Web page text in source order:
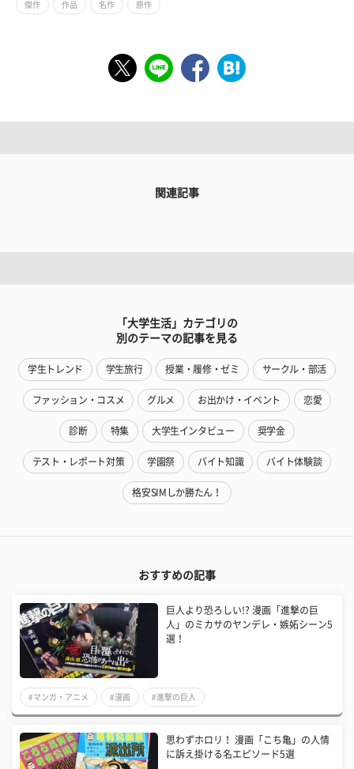
傑作 作品 名作 原作
関連記事
「大学生活」カテゴリの
別のテーマの記事を見る
学生トレンド 学生旅行 授業・履修・ゼミ サークル・部活
ファッション・コスメ グルメ お出かけ・イベント 恋愛
診断 特集 大学生インタビュー 奨学金
テスト・レポート対策 学園祭 バイト知識 バイト体験談
格安SIMしか勝たん！
おすすめの記事
巨人より恐ろしい!? 漫画「進撃の巨
人」のミカサのヤンデレ・嫉妬シーン5
選！
#マンガ・アニメ #漫画 #進撃の巨人
思わずホロリ！ 漫画「こち亀」の人情
に訴え掛ける名エピソード5選